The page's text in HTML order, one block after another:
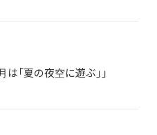
へ
「夏の夜空に遊ぶ」」